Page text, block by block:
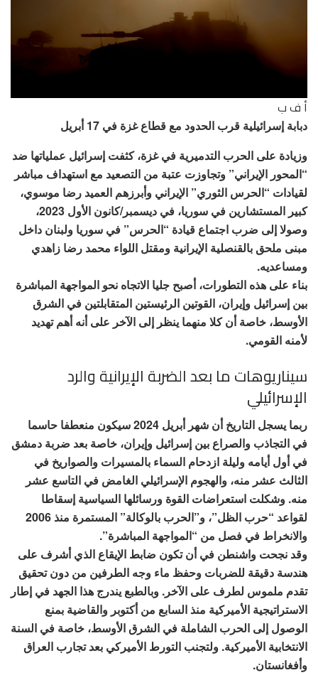
أ ف ب
دبابة إسرائيلية قرب الحدود مع قطاع غزة في 17 أبريل
وزيادة على الحرب التدميرية في غزة، كثفت إسرائيل عملياتها ضد
“المحور الإيراني” وتجاوزت عتبة من التصعيد مع استهداف مباشر
لقيادات “الحرس الثوري” الإيراني وأبرزهم العميد رضا موسوي،
كبير المستشارين في سوريا، في ديسمبر/كانون الأول 2023،
وصولا إلى ضرب اجتماع قيادة “الحرس” في سوريا ولبنان داخل
مبنى ملحق بالقنصلية الإيرانية ومقتل اللواء محمد رضا زاهدي
ومساعديه.
بناء على هذه التطورات، أصبح جليا الاتجاه نحو المواجهة المباشرة
بين إسرائيل وإيران، القوتين الرئيستين المتقابلتين في الشرق
الأوسط، خاصة أن كلا منهما ينظر إلى الآخر على أنه أهم تهديد
لأمنه القومي.
سيناريوهات ما بعد الضربة الإيرانية والرد
الإسرائيلي
ربما يسجل التاريخ أن شهر أبريل 2024 سيكون منعطفا حاسما
في التجاذب والصراع بين إسرائيل وإيران، خاصة بعد ضربة دمشق
في أول أيامه وليلة ازدحام السماء بالمسيرات والصواريخ في
الثالث عشر منه، والهجوم الإسرائيلي الغامض في التاسع عشر
منه. وشكلت استعراضات القوة ورسائلها السياسية إسقاطا
لقواعد “حرب الظل”، و”الحرب بالوكالة” المستمرة منذ 2006
والانخراط في فصل من “المواجهة المباشرة”.
وقد نجحت واشنطن في أن تكون ضابط الإيقاع الذي أشرف على
هندسة دقيقة للضربات وحفظ ماء وجه الطرفين من دون تحقيق
تقدم ملموس لطرف على الآخر. وبالطبع يندرج هذا الجهد في إطار
الاستراتيجية الأميركية منذ السابع من أكتوبر والقاضية بمنع
الوصول إلى الحرب الشاملة في الشرق الأوسط، خاصة في السنة
الانتخابية الأميركية. ولتجنب التورط الأميركي بعد تجارب العراق
وأفغانستان.